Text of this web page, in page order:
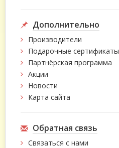
Дополнительно
Производители
Подарочные сертификаты
Партнёрская программа
Акции
Новости
Карта сайта
Обратная связь
Связаться с нами